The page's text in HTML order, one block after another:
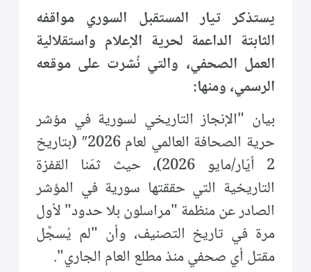
يستذكر تيار المستقبل السوري مواقفه
الثابتة الداعمة لحرية الإعلام واستقلالية
العمل الصحفي، والتي نُشرت على موقعه
الرسمي، ومنها:
بيان "الإنجاز التاريخي لسورية في مؤشر
حرية الصحافة العالمي لعام 2026″ (بتاريخ
2 أيّار/مايو 2026)، حيث ثمّنا القفزة
التاريخية التي حققتها سورية في المؤشر
الصادر عن منظمة "مراسلون بلا حدود" لأول
مرة في تاريخ التصنيف، وأن "لم يُسجَّل
مقتل أي صحفي منذ مطلع العام الجاري".